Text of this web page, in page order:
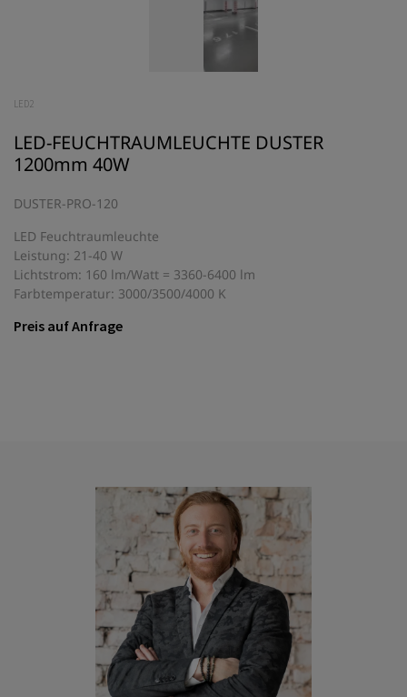
LED2
LED-FEUCHTRAUMLEUCHTE DUSTER
1200mm 40W
DUSTER-PRO-120
LED Feuchtraumleuchte
Leistung: 21-40 W
Lichtstrom: 160 lm/Watt = 3360-6400 lm
Farbtemperatur: 3000/3500/4000 K
Preis auf Anfrage